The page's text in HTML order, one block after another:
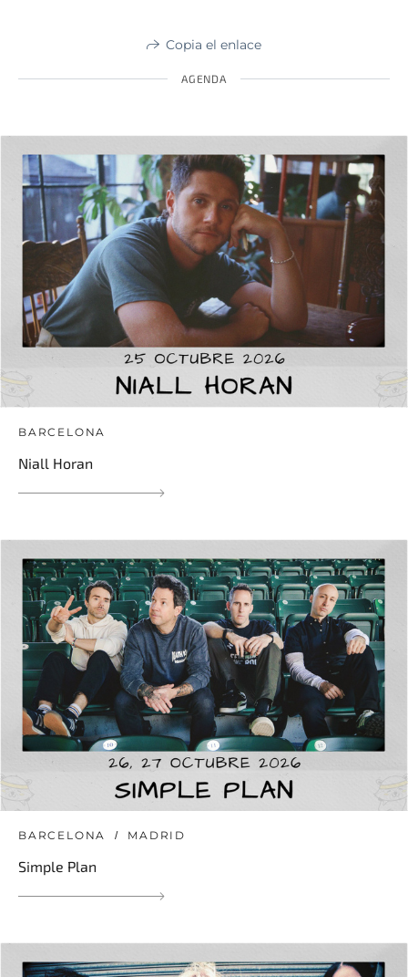
Copia el enlace
AGENDA
BARCELONA
Niall Horan
BARCELONA MADRID
Simple Plan